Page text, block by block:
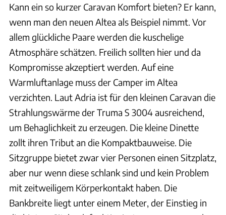
Kann ein so kurzer Caravan Komfort bieten? Er kann,
wenn man den neuen Altea als Beispiel nimmt. Vor
allem glückliche Paare werden die kuschelige
Atmosphäre schätzen. Freilich sollten hier und da
Kompromisse akzeptiert werden. Auf eine
Warmluftanlage muss der Camper im Altea
verzichten. Laut Adria ist für den kleinen Caravan die
Strahlungswärme der Truma S 3004 ausreichend,
um Behaglichkeit zu erzeugen. Die kleine Dinette
zollt ihren Tribut an die Kompaktbauweise. Die
Sitzgruppe bietet zwar vier Personen einen Sitzplatz,
aber nur wenn diese schlank sind und kein Problem
mit zeitweiligem Körperkontakt haben. Die
Bankbreite liegt unter einem Meter, der Einstieg in